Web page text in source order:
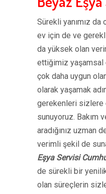
Sürekli yanımız
ev için de ve
da yüksek olan
ettiğimiz
çok daha uygun
olarak yaşamak
gerekenleri sizlere
sunuyoruz. Bakım
aradığınız uzman
verimli şekil de
Eşya Servisi
de sürekli bir
olan süreçlerin